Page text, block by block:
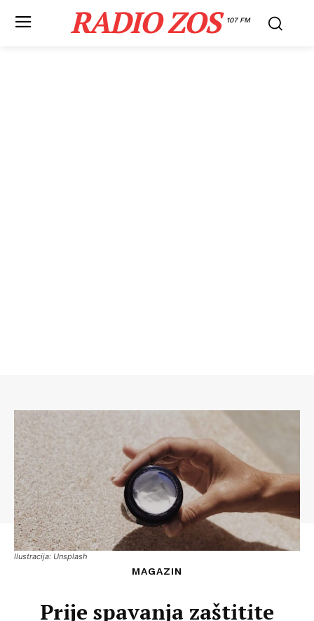
RADIO ZOS 107 FM
Ilustracija: Unsplash
MAGAZIN
Prije spavanja zaštitite